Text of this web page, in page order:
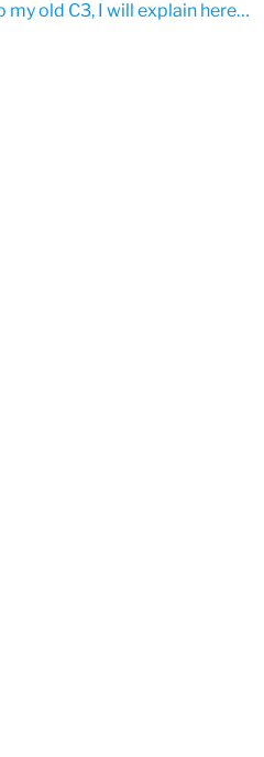
old C3, I will explain here…